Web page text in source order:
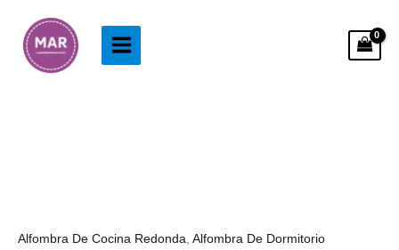
contenido
Alfombra De Cocina Redonda, Alfombra De Dormitorio
53.99€
cantidad